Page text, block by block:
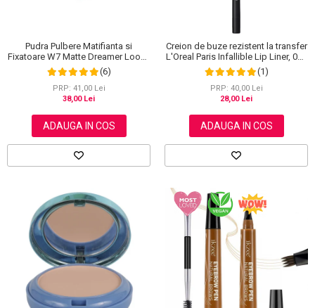
Pudra Pulbere Matifianta si
Fixatoare W7 Matte Dreamer Loose
Powder - Classy Cameo, 20g
(6)
PRP: 41,00 Lei
38,00 Lei
ADAUGA IN COS
Creion de buze rezistent la transfer
L'Oreal Paris Infallible Lip Liner, 001
Highlight On Point
(1)
PRP: 40,00 Lei
28,00 Lei
ADAUGA IN COS